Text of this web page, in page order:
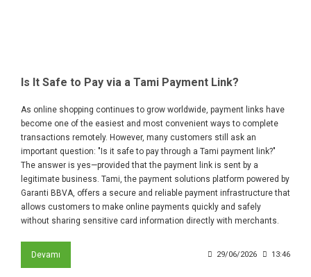
Is It Safe to Pay via a Tami Payment Link?
As online shopping continues to grow worldwide, payment links have
become one of the easiest and most convenient ways to complete
transactions remotely. However, many customers still ask an
important question: "Is it safe to pay through a Tami payment link?"
The answer is yes—provided that the payment link is sent by a
legitimate business. Tami, the payment solutions platform powered by
Garanti BBVA, offers a secure and reliable payment infrastructure that
allows customers to make online payments quickly and safely
without sharing sensitive card information directly with merchants.
Devamı 29/06/2026 13:46